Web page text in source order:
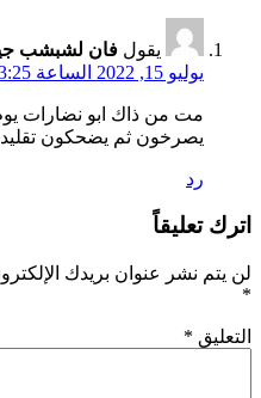
يقول فان لشبشب
يوليو 15, 2022 الساعة 3:25 م
مت من ذاك ابو نضارات
يصرخون ثم يضحكون
رد
اترك تعليقاً
لن يتم نشر عنوان بريدك
*
التعليق *